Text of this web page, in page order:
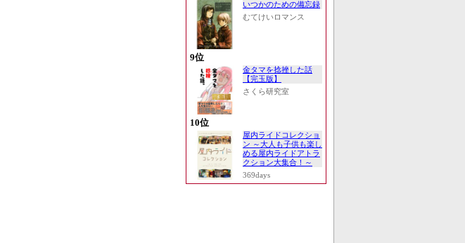
いつかのための備忘録
むてけいロマンス
9位
金タマを捻挫した話
【完玉版】
さくら研究室
10位
屋内ライドコレクショ
ン ～大人も子供も楽し
める屋内ライドアトラ
クション大集合！～
369days